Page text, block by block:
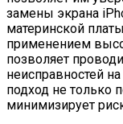
замены экрана
материнской
применением
позволяет
неисправностей
подход не только
минимизирует